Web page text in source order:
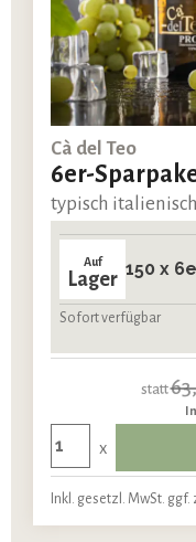
Cà del Teo
6er-
typisch
Auf
Lager 150 x
Sofort verfügbar
statt
x
Inkl. gesetzl. MwSt.